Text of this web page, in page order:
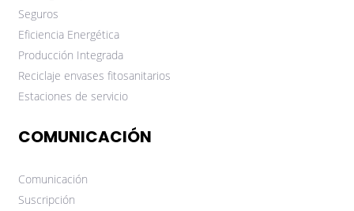
Seguros
Eficiencia Energética
Producción Integrada
Reciclaje envases fitosanitarios
Estaciones de servicio
COMUNICACIÓN
Comunicación
Suscripción